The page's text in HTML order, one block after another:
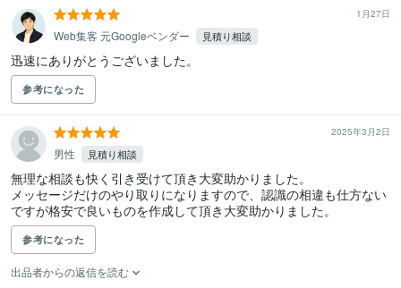
1月27日
Web集客 元Googleベンダー 見積り相談
迅速にありがとうございました。
参考になった
2025年3月2日
男性 見積り相談
無理な相談も快く引き受けて頂き大変助かりました。
メッセージだけのやり取りになりますので、認識の相違も仕方ない
ですが格安で良いものを作成して頂き大変助かりました。
参考になった
出品者からの返信を読む